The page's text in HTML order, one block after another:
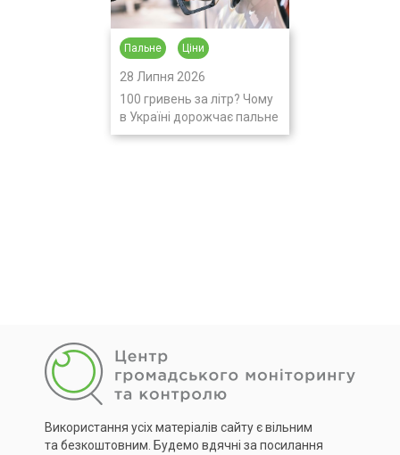
Пальне Ціни
28 Липня 2026
100 гривень за літр? Чому
в Україні дорожчає пальне
Використання усіх матеріалів сайту є вільним
та безкоштовним. Будемо вдячні за посилання